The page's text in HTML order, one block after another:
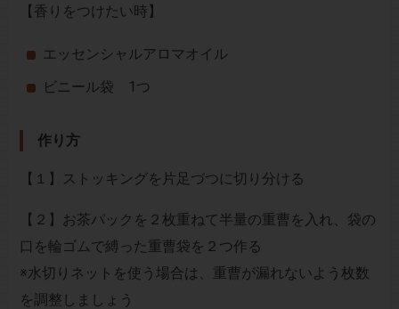
【香りをつけたい時】
エッセンシャルアロマオイル
ビニール袋 1つ
作り方
【１】ストッキングを片足づつに切り分ける
【２】お茶パックを２枚重ねて半量の重曹を入れ、袋の
口を輪ゴムで縛った重曹袋を２つ作る
※水切りネットを使う場合は、重曹が漏れないよう枚数
を調整しましょう